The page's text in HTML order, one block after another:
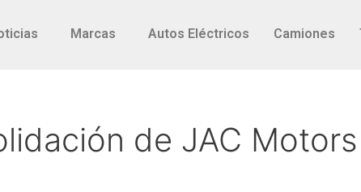
Marcas Autos Eléctricos Camiones
de JAC